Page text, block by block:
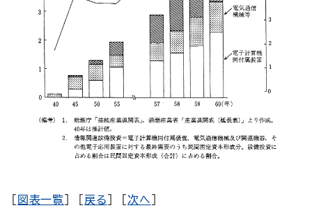
図表一覧 戻る ] [次へ